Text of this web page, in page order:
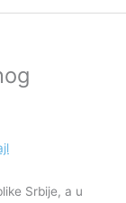
Srbije, a u